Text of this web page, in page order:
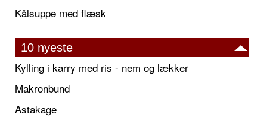
Kålsuppe med flæsk
10 nyeste
Kylling i karry med ris - nem og lækker
Makronbund
Astakage